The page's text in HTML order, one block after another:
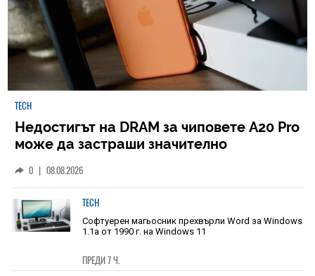
TECH
Недостигът на DRAM за чиповете A20 Pro
може да застраши значително
0 | 08.08.2026
TECH
Софтуерен магьосник прехвърли Word за Windows
1.1a от 1990 г. на Windows 11
ПРЕДИ 7 Ч.